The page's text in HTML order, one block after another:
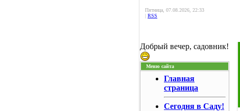
Пятница, 07.08.2026, 22:33
| RSS
Добрый вечер, садовник!
Меню сайта
Главная
страница
Сегодня в Саду!